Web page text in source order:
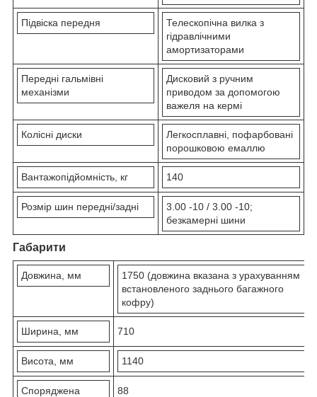
Підвіска передня
Телескопічна вилка з
гідравлічними
амортизаторами
Передні гальмівні
механізми
Дисковий з ручним
приводом за допомогою
важеля на кермі
Колісні диски
Легкосплавні, пофарбовані
порошковою емаллю
Вантажопідйомність, кг 140
Розмір шин передні/задні
3.00 -10 / 3.00 -10;
безкамерні шини
Габарити
Довжина, мм
1750 (довжина вказана з урахуванням
встановленого заднього багажного
кофру)
Ширина, мм 710
Висота, мм 1140
Споряджена
88